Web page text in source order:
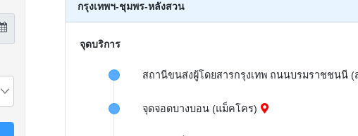
กรุงเทพฯ-ชุมพร-หลังสวน
จุดบริการ
สถานีขนส่งผู้โดยสารกรุงเทพ ถนนบรมราชชนนี (
จุดจอดบางบอน (แม็คโคร)